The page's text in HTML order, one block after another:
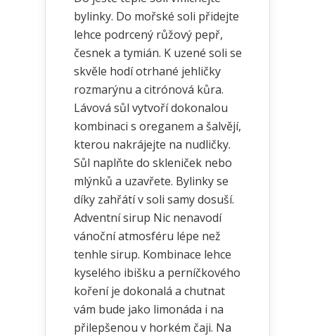
bylinky. Do mořské soli přidejte
lehce podrcený růžový pepř,
česnek a tymián. K uzené soli se
skvěle hodí otrhané jehličky
rozmarýnu a citrónová kůra.
Lávová sůl vytvoří dokonalou
kombinaci s oreganem a šalvějí,
kterou nakrájejte na nudličky.
Sůl naplňte do skleniček nebo
mlýnků a uzavřete. Bylinky se
díky zahřátí v soli samy dosuší.
Adventní sirup Nic nenavodí
vánoční atmosféru lépe než
tenhle sirup. Kombinace lehce
kyselého ibišku a perníčkového
koření je dokonalá a chutnat
vám bude jako limonáda i na
přilepšenou v horkém čaji. Na